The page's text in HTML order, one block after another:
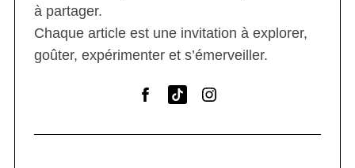
à partager.
Chaque article est une invitation à explorer,
goûter, expérimenter et s’émerveiller.